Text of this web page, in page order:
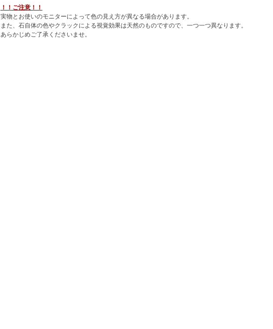
！！ご注意！！
実物とお使いのモニターによって色の見え方が異なる場合があります。
また、石自体の色やクラックによる視覚効果は天然のものですので、一つ一つ異なります。
あらかじめご了承くださいませ。